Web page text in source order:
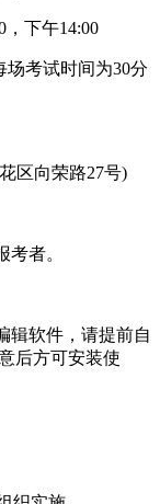
下午14:00
考试时间为30分
区向荣路27号)
者。
软件，请提前自
后方可安装使